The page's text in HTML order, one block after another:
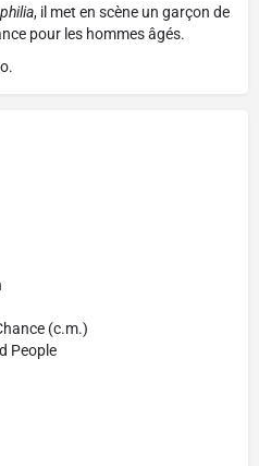
, il met en scène un garçon de
pour les hommes âgés.
(c.m.)
People